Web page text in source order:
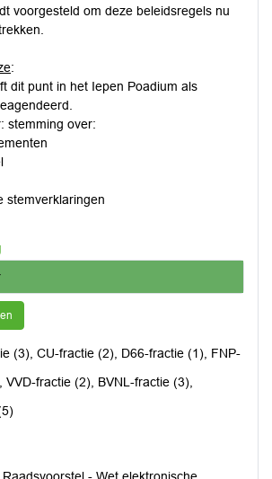
voorgesteld om deze beleidsregels nu
:
dit punt in het Iepen Poadium als
stemming over:
stemverklaringen
(3), CU-fractie (2), D66-fractie (1), FNP-
VVD-fractie (2), BVNL-fractie (3),